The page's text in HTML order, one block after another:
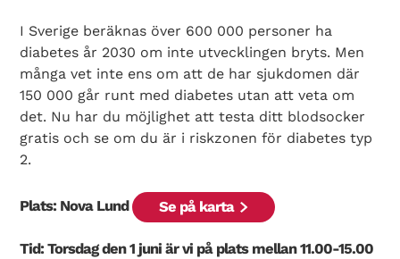
I Sverige beräknas över 600 000 personer ha
diabetes år 2030 om inte utvecklingen bryts. Men
många vet inte ens om att de har sjukdomen där
150 000 går runt med diabetes utan att veta om
det. Nu har du möjlighet att testa ditt blodsocker
gratis och se om du är i riskzonen för diabetes typ
2.
Plats: Nova Lund Se på karta
Tid: Torsdag den 1 juni är vi på plats mellan 11.00-15.00